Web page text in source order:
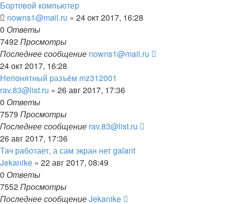
Бортовой компьютер
nowns1@mail.ru » 24 окт 2017, 16:28
0 Ответы
7492Просмотры
Последнее сообщение nowns1@mail.ru
24 окт 2017, 16:28
Непонятный разъём mz312001
rav.83@list.ru » 26 авг 2017, 17:36
0 Ответы
7579 Просмотры
Последнее сообщение rav.83@list.ru
26 авг 2017, 17:36
Тач работает, а сам экран нет galant
Jekanike » 22 авг 2017, 08:49
0 Ответы
7552Просмотры
Последнее сообщениеJekanike